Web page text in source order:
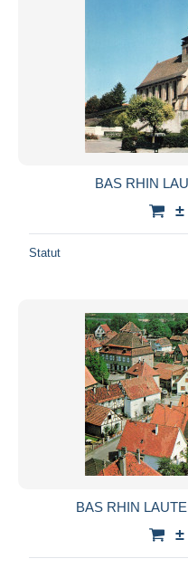
BAS RHIN
±
Statut
BAS RHIN
±